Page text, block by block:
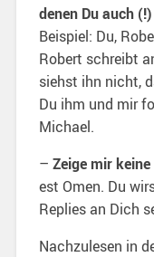
denen Du auch
Beispiel: Du,
Robert schreibt
siehst ihn nicht,
Du ihm und mir
Michael.
– Zeige mir
est Omen. Du
Replies an Dich
Nachzulesen in